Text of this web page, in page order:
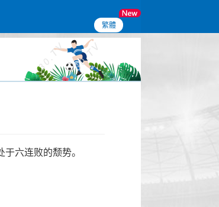
繁體
六连败的颓势。